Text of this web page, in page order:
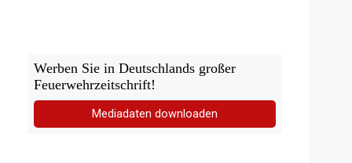
Werben Sie in Deutschlands großer
Feuerwehrzeitschrift!
Mediadaten downloaden